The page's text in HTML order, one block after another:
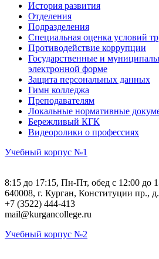
История развития
Отделения
Подразделения
Специальная оценка условий
Противодействие коррупции
Государственные и
электронной форме
Защита персональных данных
Гимн колледжа
Преподавателям
Локальные нормативные
Бережливый КГК
Видеоролики о профессиях
Учебный корпус №1
8:15 до 17:15, Пн-Пт, обед с 12:00 до
640008, г. Курган, Конституции пр.,
+7 (3522) 444-413
mail@kurgancollege.ru
Учебный корпус №2